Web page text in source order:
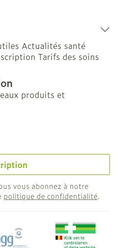
Actualités santé
Tarifs des soins
produits et
vous abonnez à notre
politique de confidentialité.